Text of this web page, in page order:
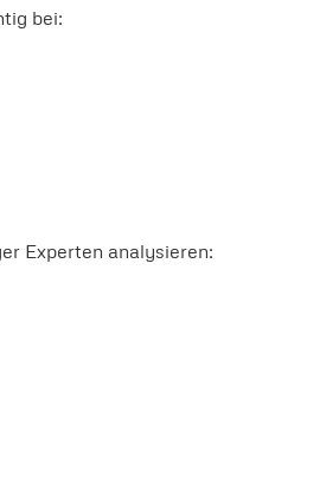
bei:
Experten analysieren: